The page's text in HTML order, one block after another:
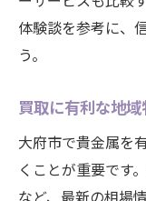
体験談を参考に、
う。
買取に有利な地
大府市で貴金属を
くことが重要です
など、最新の相場